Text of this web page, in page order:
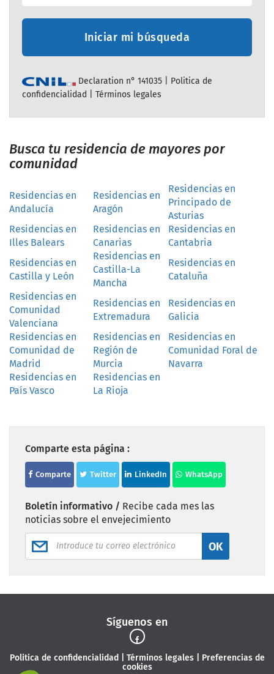
Iniciar mi búsqueda
Declaration n° 141035 | Politica de
confidencialidad
Términos legales
Busca tu residencia de mayores por
comunidad
Residencias en
Andalucía
Residencias en
Aragón
Residencias en
Principado de
Asturias
Residencias en
Illes Balears
Residencias en
Canarias
Residencias en
Cantabria
Residencias en
Castilla y León
Residencias en
Castilla-La
Mancha
Residencias en
Cataluña
Residencias en
Comunidad
Valenciana
Residencias en
Extremadura
Residencias en
Galicia
Residencias en
Comunidad de
Madrid
Residencias en
Región de
Murcia
Residencias en
Comunidad Foral de
Navarra
Residencias en
País Vasco
Residencias en
La Rioja
Comparte esta página :
Comparte Twitter LinkedIn WhatsApp
Boletín informativo / Recibe cada mes las
noticias sobre el envejecimiento
OK
Síguenos en
Politica de confidencialidad Términos legales| Preferencias de
cookies